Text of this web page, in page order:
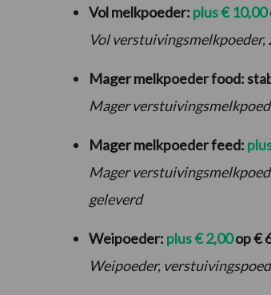
Vol melkpoeder: plus € 10,00
Vol verstuivingsmelkpoeder,
Mager melkpoeder food:
Mager
Mager melkpoeder feed:
Mager
geleverd
Weipoeder: plus € 2,00op €
Weipoeder,